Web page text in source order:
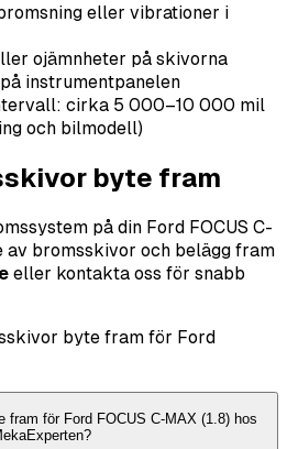
eller vibrationer i
ojämnheter på skivorna
instrumentpanelen
cirka 5 000–10 000 mil
och bilmodell)
byte fram
på din Ford FOCUS C-
av bromsskivor och belägg fram
eller kontakta oss för snabb
byte fram för Ford
fram för Ford FOCUS C-MAX (1.8) hos